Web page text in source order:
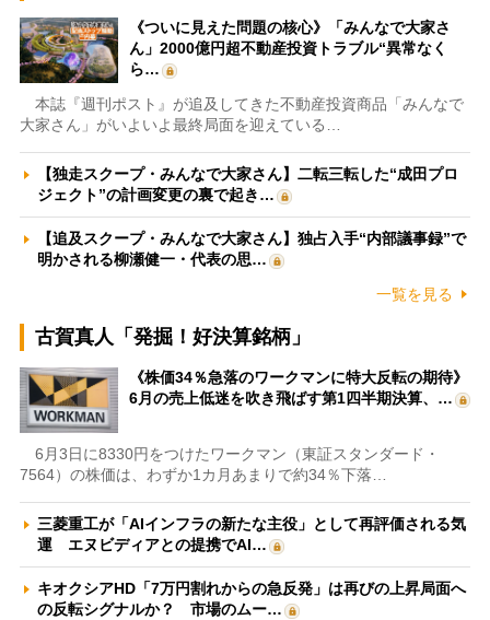
《ついに見えた問題の核心》「みんなで大家さ
ん」2000億円超不動産投資トラブル“異常なく
ら…
本誌『週刊ポスト』が追及してきた不動産投資商品「みんなで
大家さん」がいよいよ最終局面を迎えている…
【独走スクープ・みんなで大家さん】二転三転した“成田プロ
ジェクト”の計画変更の裏で起き…
【追及スクープ・みんなで大家さん】独占入手“内部議事録”で
明かされる柳瀬健一・代表の思…
一覧を見る
古賀真人「発掘！好決算銘柄」
《株価34％急落のワークマンに特大反転の期待》
6月の売上低迷を吹き飛ばす第1四半期決算、…
6月3日に8330円をつけたワークマン（東証スタンダード・
7564）の株価は、わずか1カ月あまりで約34％下落…
三菱重工が「AIインフラの新たな主役」として再評価される気
運 エヌビディアとの提携でAI…
キオクシアHD「7万円割れからの急反発」は再びの上昇局面へ
の反転シグナルか？ 市場のムー…